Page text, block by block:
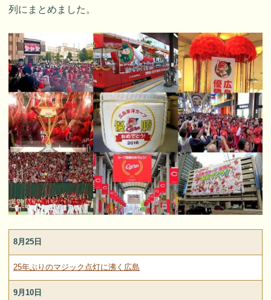
列にまとめました。
8月25日
25年ぶりのマジック点灯に沸く広島
9月10日